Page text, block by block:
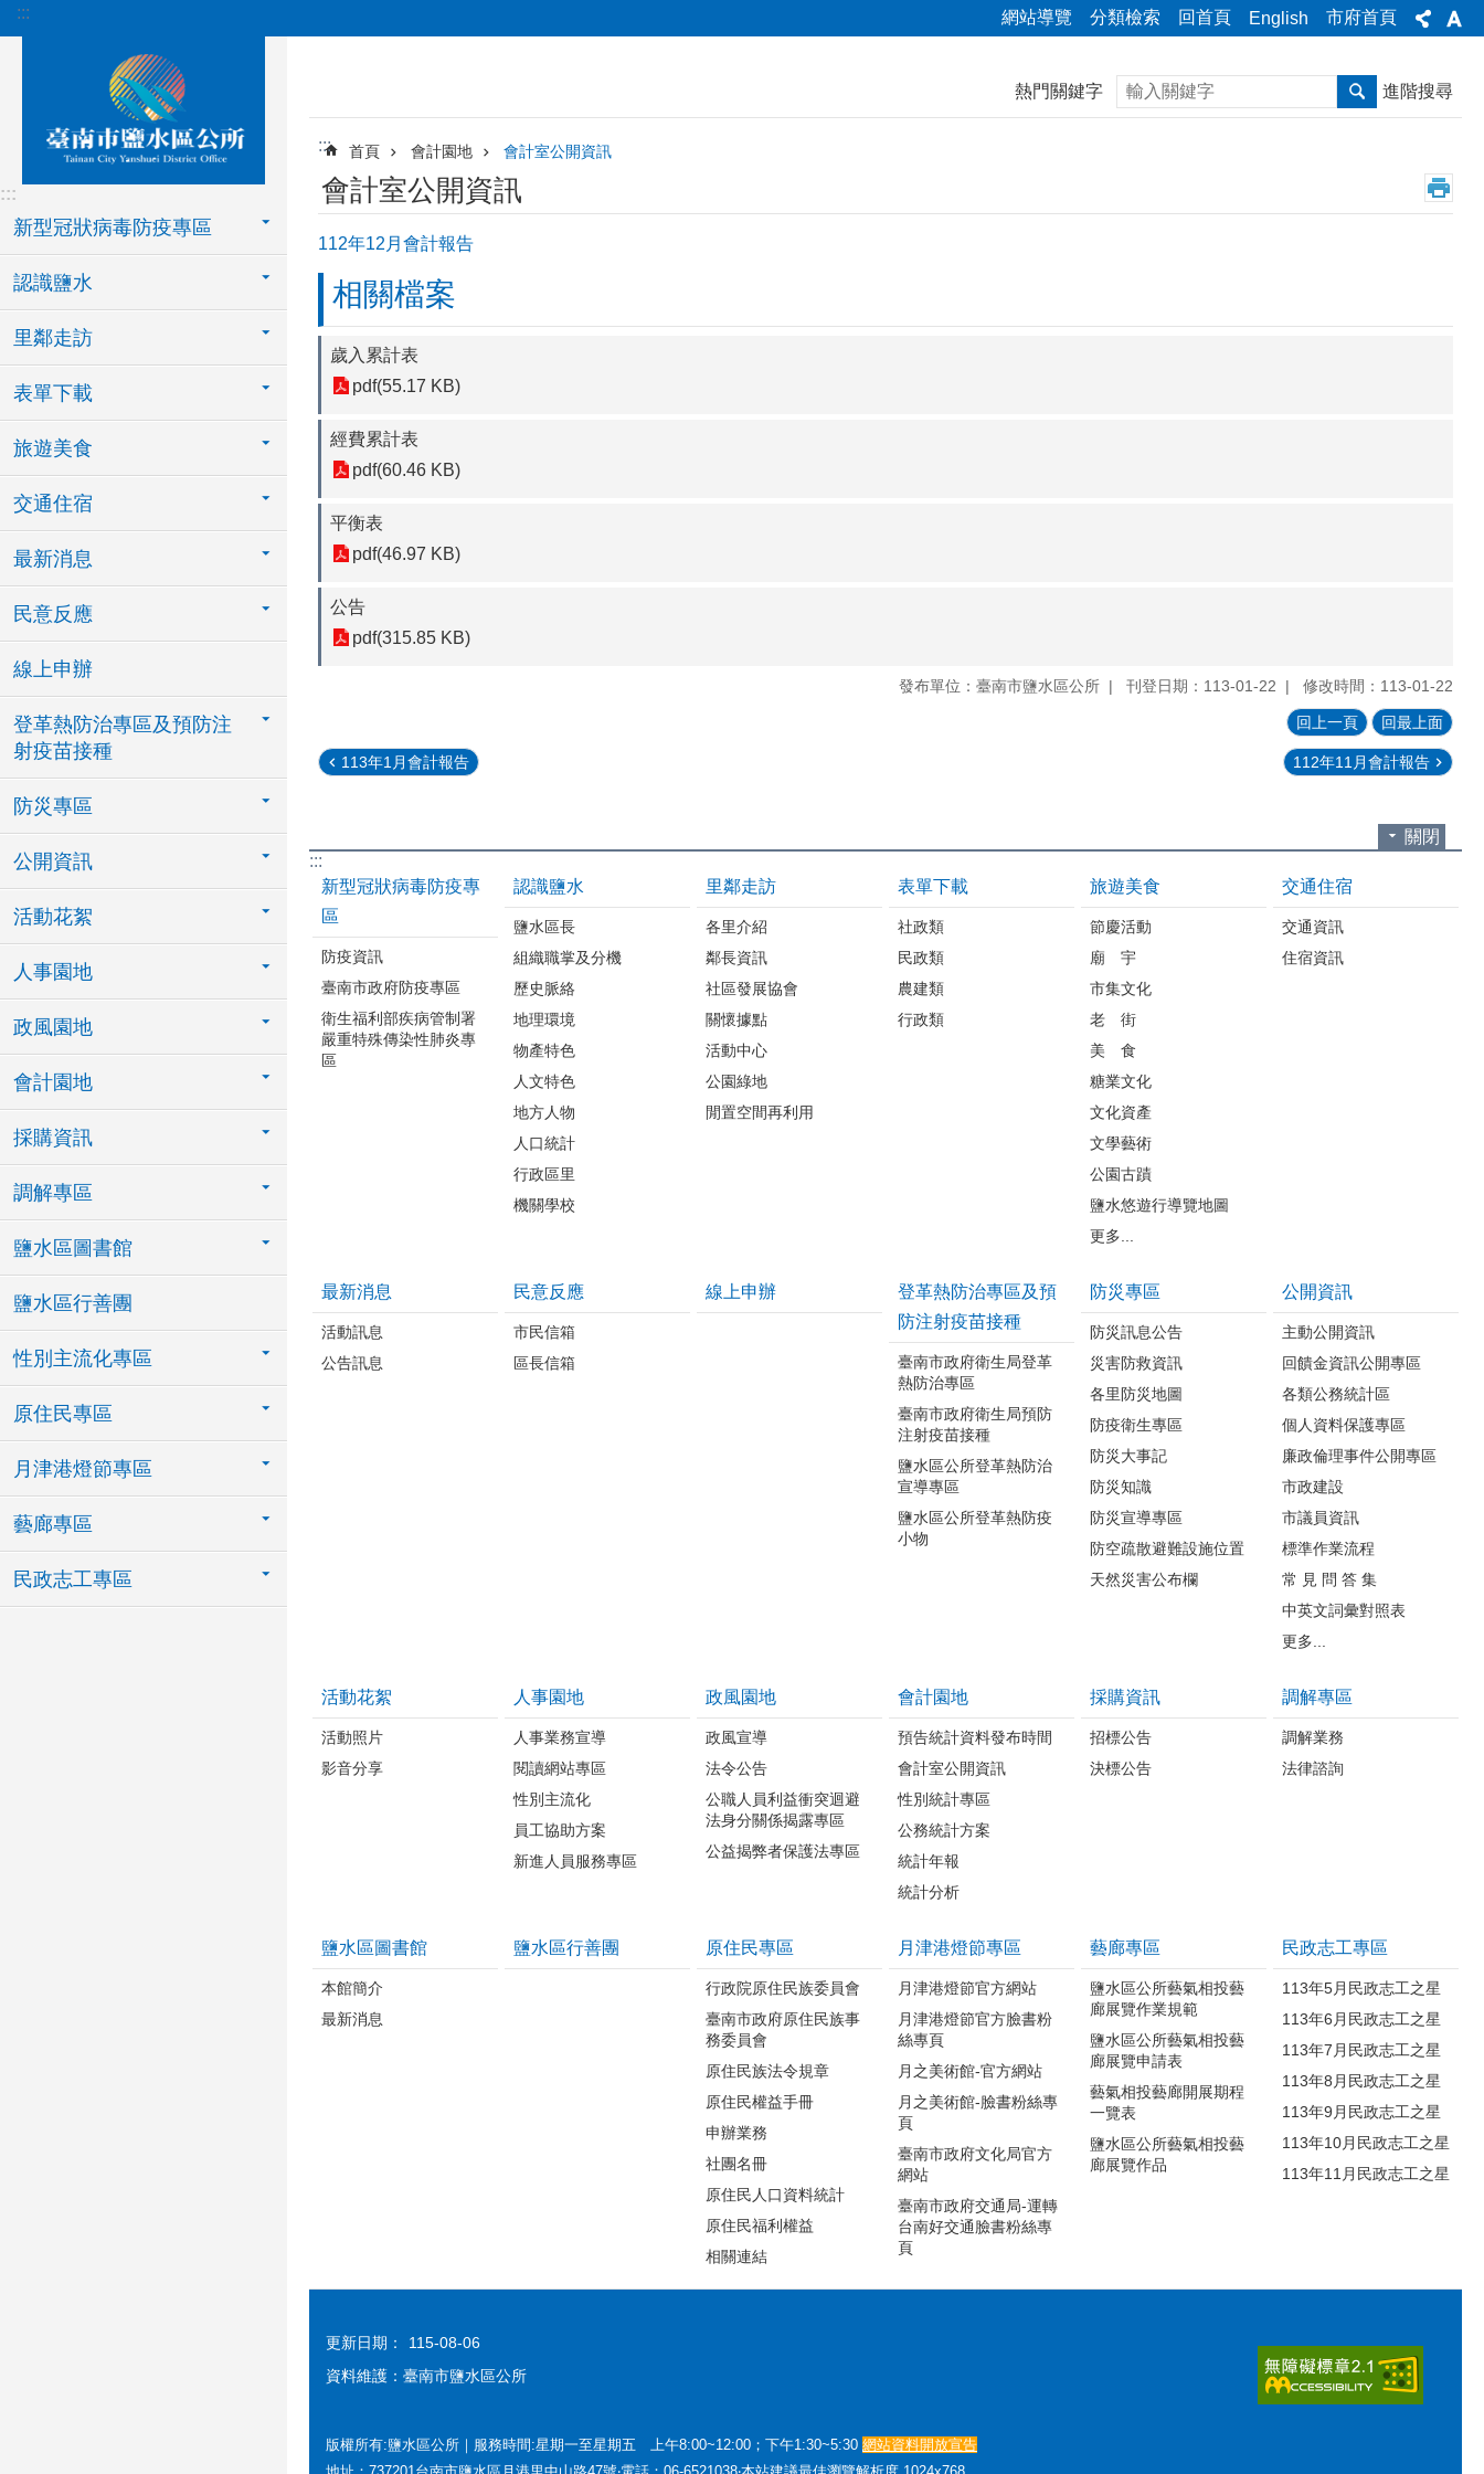
跳到主要內容區塊
::: 網站導覽 分類檢索 回首頁 English 市府首頁
:::
新型冠狀病毒防疫專區
認識鹽水
里鄰走訪
表單下載
旅遊美食
交通住宿
最新消息
民意反應
線上申辦
登革熱防治專區及預防注
射疫苗接種
防災專區
公開資訊
活動花絮
人事園地
政風園地
會計園地
採購資訊
調解專區
鹽水區圖書館
鹽水區行善團
性別主流化專區
原住民專區
月津港燈節專區
藝廊專區
民政志工專區
熱門關鍵字 搜尋 進階搜尋
::: 首頁 會計園地 會計室公開資訊
會計室公開資訊
112年12月會計報告
相關檔案
歲入累計表
pdf(55.17 KB)
經費累計表
pdf(60.46 KB)
平衡表
pdf(46.97 KB)
公告
pdf(315.85 KB)
發布單位：臺南市鹽水區公所 刊登日期：113-01-22 修改時間：113-01-22
回上一頁 回最上面
113年1月會計報告 112年11月會計報告
關閉
:::
新型冠狀病毒防疫專
區
防疫資訊
臺南市政府防疫專區
衛生福利部疾病管制署
嚴重特殊傳染性肺炎專
區
認識鹽水
鹽水區長
組織職掌及分機
歷史脈絡
地理環境
物產特色
人文特色
地方人物
人口統計
行政區里
機關學校
里鄰走訪
各里介紹
鄰長資訊
社區發展協會
關懷據點
活動中心
公園綠地
閒置空間再利用
表單下載
社政類
民政類
農建類
行政類
旅遊美食
節慶活動
廟 宇
市集文化
老 街
美 食
糖業文化
文化資產
文學藝術
公園古蹟
鹽水悠遊行導覽地圖
更多...
交通住宿
交通資訊
住宿資訊
最新消息
活動訊息
公告訊息
民意反應
市民信箱
區長信箱
線上申辦
登革熱防治專區及預
防注射疫苗接種
臺南市政府衛生局登革
熱防治專區
臺南市政府衛生局預防
注射疫苗接種
鹽水區公所登革熱防治
宣導專區
鹽水區公所登革熱防疫
小物
防災專區
防災訊息公告
災害防救資訊
各里防災地圖
防疫衛生專區
防災大事記
防災知識
防災宣導專區
防空疏散避難設施位置
天然災害公布欄
公開資訊
主動公開資訊
回饋金資訊公開專區
各類公務統計區
個人資料保護專區
廉政倫理事件公開專區
市政建設
市議員資訊
標準作業流程
常 見 問 答 集
中英文詞彙對照表
更多...
活動花絮
活動照片
影音分享
人事園地
人事業務宣導
閱讀網站專區
性別主流化
員工協助方案
新進人員服務專區
政風園地
政風宣導
法令公告
公職人員利益衝突迴避
法身分關係揭露專區
公益揭弊者保護法專區
會計園地
預告統計資料發布時間
會計室公開資訊
性別統計專區
公務統計方案
統計年報
統計分析
採購資訊
招標公告
決標公告
調解專區
調解業務
法律諮詢
鹽水區圖書館
本館簡介
最新消息
鹽水區行善團 原住民專區
行政院原住民族委員會
臺南市政府原住民族事
務委員會
原住民族法令規章
原住民權益手冊
申辦業務
社團名冊
原住民人口資料統計
原住民福利權益
相關連結
月津港燈節專區
月津港燈節官方網站
月津港燈節官方臉書粉
絲專頁
月之美術館-官方網站
月之美術館-臉書粉絲專
頁
臺南市政府文化局官方
網站
臺南市政府交通局-運轉
台南好交通臉書粉絲專
頁
藝廊專區
鹽水區公所藝氣相投藝
廊展覽作業規範
鹽水區公所藝氣相投藝
廊展覽申請表
藝氣相投藝廊開展期程
一覽表
鹽水區公所藝氣相投藝
廊展覽作品
民政志工專區
113年5月民政志工之星
113年6月民政志工之星
113年7月民政志工之星
113年8月民政志工之星
113年9月民政志工之星
113年10月民政志工之星
113年11月民政志工之星
更新日期：
115-08-06
資料維護：臺南市鹽水區公所
版權所有:鹽水區公所｜服務時間:星期一至星期五 上午8:00~12:00；下午1:30~5:30 網站資料開放宣告